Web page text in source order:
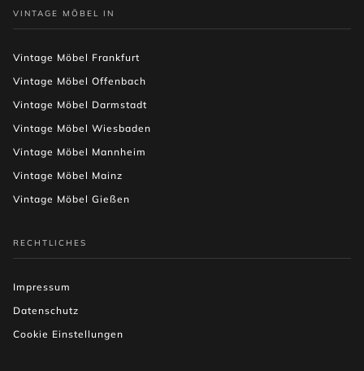
VINTAGE MÖBEL IN
Vintage Möbel Frankfurt
Vintage Möbel Offenbach
Vintage Möbel Darmstadt
Vintage Möbel Wiesbaden
Vintage Möbel Mannheim
Vintage Möbel Mainz
Vintage Möbel Gießen
RECHTLICHES
Impressum
Datenschutz
Cookie Einstellungen